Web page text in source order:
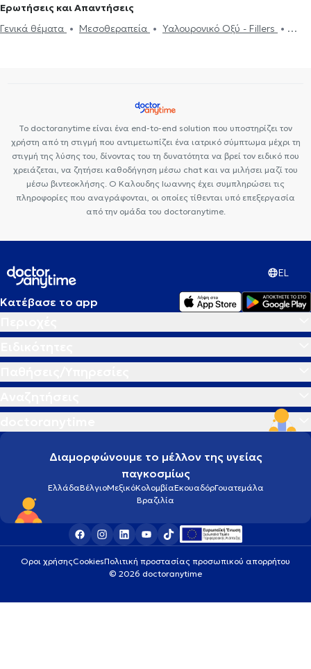
Πλαστική Στήθους
Ερωτήσεις και Απαντήσεις
Γενικά θέματα
Μεσοθεραπεία
Υαλουρονικό Οξύ - Fillers
Κρυολιπόλυση
Το doctoranytime είναι ένα end-to-end solution που υποστηρίζει τον
χρήστη από τη στιγμή που αντιμετωπίζει ένα ιατρικό σύμπτωμα μέχρι τη
στιγμή της λύσης του, δίνοντας του τη δυνατότητα να βρεί τον ειδικό που
χρειάζεται, να ζητήσει καθοδήγηση μέσω chat και να μιλήσει μαζί του
μέσω βιντεοκλήσης. Ο Καλουδης Ιωαννης έχει συμπληρώσει τις
πληροφορίες που αναγράφονται, οι οποίες τίθενται υπό επεξεργασία
από την ομάδα του doctoranytime.
EL
Κατέβασε το app
Διαμορφώνουμε το μέλλον της υγείας
παγκοσμίως
ΕλλάδαΒέλγιοΜεξικόΚολομβίαΕκουαδόρΓουατεμάλα
Βραζιλία
Οροι χρήσηςCookiesΠολιτική προστασίας προσωπικού απορρήτου
© 2026 doctoranytime